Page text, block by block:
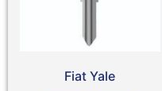
Fiat Yale